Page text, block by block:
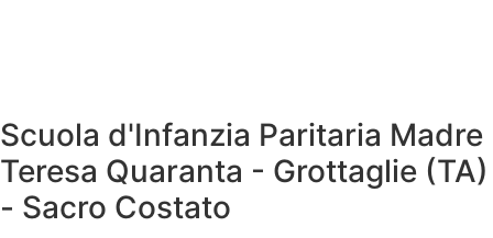
Scuola d'Infanzia Paritaria Madre
Teresa Quaranta - Grottaglie (TA)
- Sacro Costato